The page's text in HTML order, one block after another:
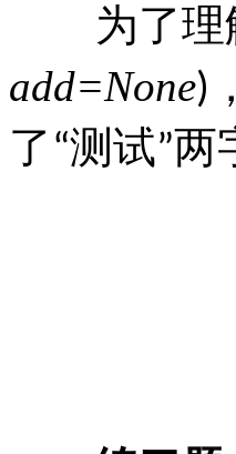
为了理
add=None)
了 “测试”两